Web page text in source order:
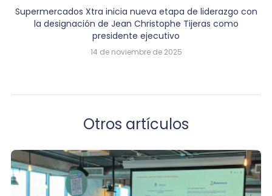
Supermercados Xtra inicia nueva etapa de liderazgo con
la designación de Jean Christophe Tijeras como
presidente ejecutivo
14 de noviembre de 2025
Otros artículos